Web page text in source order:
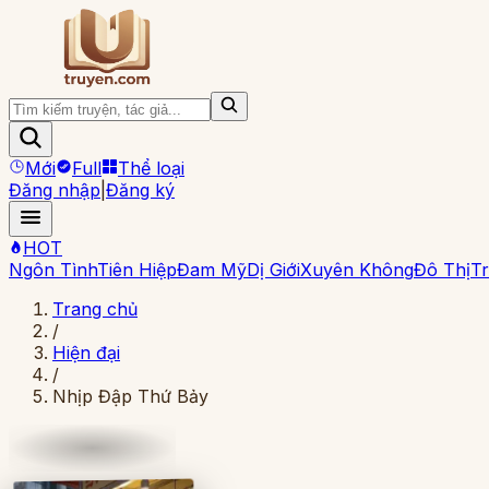
Mới Full
Thể loại
Đăng nhập Đăng ký
HOT
Ngôn TìnhTiên HiệpĐam MỹDị GiớiXuyên KhôngĐô Thị
Trang chủ
/
Hiện đại
/
Nhịp Đập Thứ Bảy